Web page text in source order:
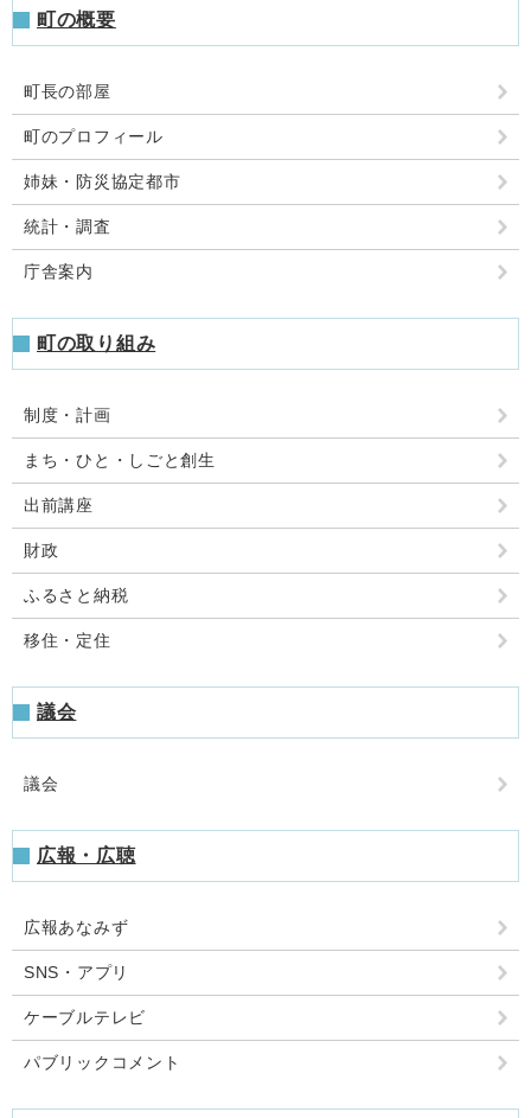
町の概要
町長の部屋
町のプロフィール
姉妹・防災協定都市
統計・調査
庁舎案内
町の取り組み
制度・計画
まち・ひと・しごと創生
出前講座
財政
ふるさと納税
移住・定住
議会
議会
広報・広聴
広報あなみず
SNS・アプリ
ケーブルテレビ
パブリックコメント